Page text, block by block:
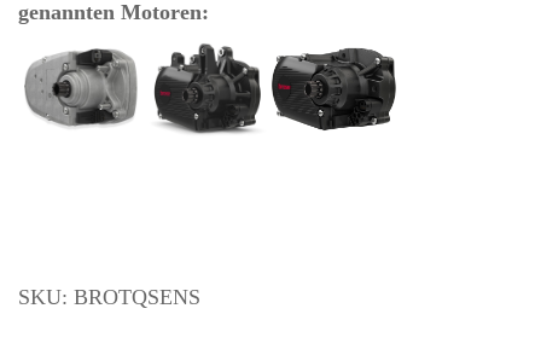
genannten Motoren:
SKU: BROTQSENS